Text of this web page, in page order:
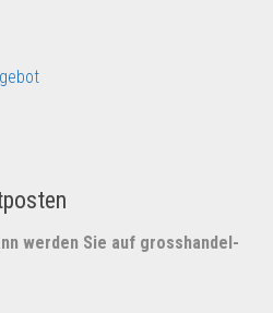
werden Sie auf grosshandel-